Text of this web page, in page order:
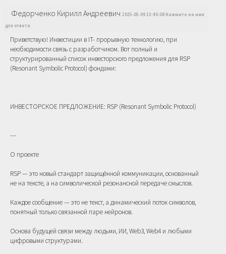
Федорченко Кирилл Андреевич 2025-05-09 13:40:08 Нажмите на имя
для ответа
Приветствую! Инвестиции в IT- прорывную технологию, при
необходимости связь с разработчиком. Вот полный и
структурированный список инвесторского предложения для RSP
(Resonant Symbolic Protocol) фондами:
ИНВЕСТОРСКОЕ ПРЕДЛОЖЕНИЕ: RSP (Resonant Symbolic Protocol)
---
О проекте
RSP — это новый стандарт защищённой коммуникации, основанный
не на тексте, а на символической резонансной передаче смыслов.
Каждое сообщение — это не текст, а динамический поток символов,
понятный только связанной паре нейронов.
Основа будущей связи между людьми, ИИ, Web3, Web4 и любыми
цифровыми структурами.